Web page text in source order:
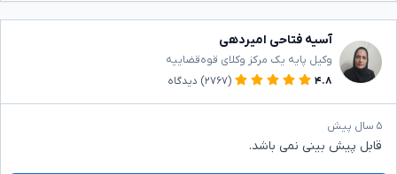
آسیه فتاحی امیردهی
وکیل پایه یک مرکز وکلای قوه‌قضاییه
۴.۸
(۲۷۶۷) دیدگاه
۵ سال پیش
قابل پیش بینی نمی باشد.